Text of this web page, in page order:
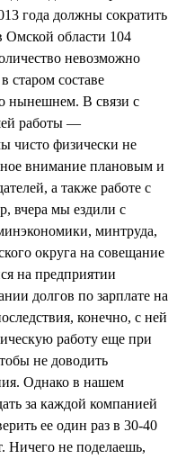
года должны сократить
Омской области 104
невозможно
старом составе
нынешнем. В связи с
работы —
чисто физически не
внимание плановым и
а также работе с
вчера мы ездили с
минтруда,
округа на совещание
на предприятии
долгов по зарплате на
конечно, с ней
работу еще при
не доводить
Однако в нашем
за каждой компанией
ее один раз в 30-40
Ничего не поделаешь,